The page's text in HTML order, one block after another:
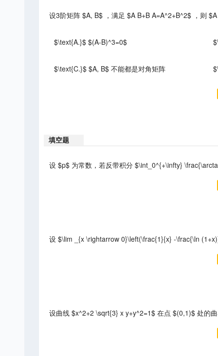
设3阶矩阵 $A, B$ ，满足 $A B+B A=A^2+B^2$ ，则
$\text{A.}$ $(A-B)^3=0$
$\text{C.}$ $A, B$ 不能都是对角矩阵
填空题
设 $p$ 为常数，若反带积分 $\int_0^{+\infty}
设 $\lim _{x \rightarrow 0}\left(\frac{1}{x} -\frac{\ln
设曲线 $x^2+2 \sqrt{3} x y+y^2=1$ 在点 $(0,1)$ 处的